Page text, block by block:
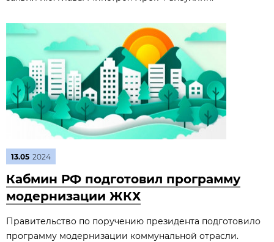
13.05 2024
Кабмин РФ подготовил программу
модернизации ЖКХ
Правительство по поручению президента подготовило
программу модернизации коммунальной отрасли.